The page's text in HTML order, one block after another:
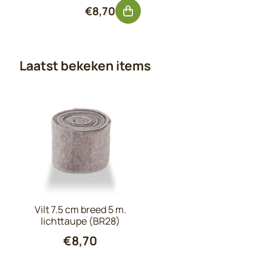
Prijs: 8,70, exclusief btw: 7,19
€8,70
Laatst bekeken items
Vilt 7.5 cm breed 5 m.
lichttaupe (BR28)
€8,70